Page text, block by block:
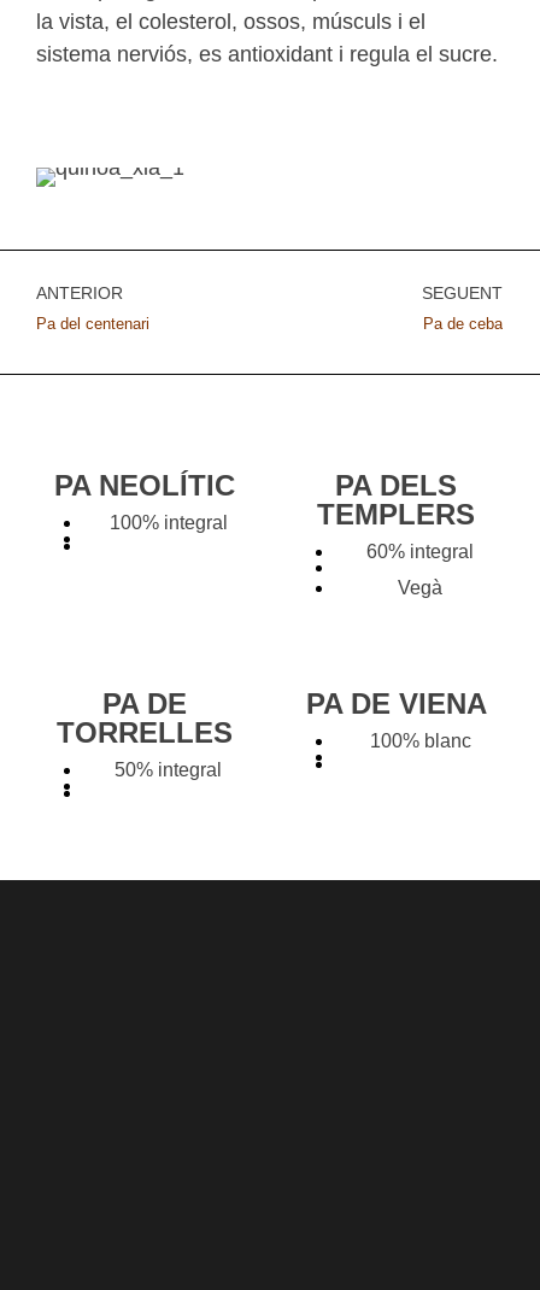
la vista, el colesterol, ossos, músculs i el
sistema nerviós, es antioxidant i regula el sucre.
ANTERIOR
Pa del centenari
SEGÜENT
Pa de ceba
PA NEOLÍTIC
100% integral
PA DELS
TEMPLERS
60% integral
Vegà
PA DE
TORRELLES
50% integral
PA DE VIENA
100% blanc